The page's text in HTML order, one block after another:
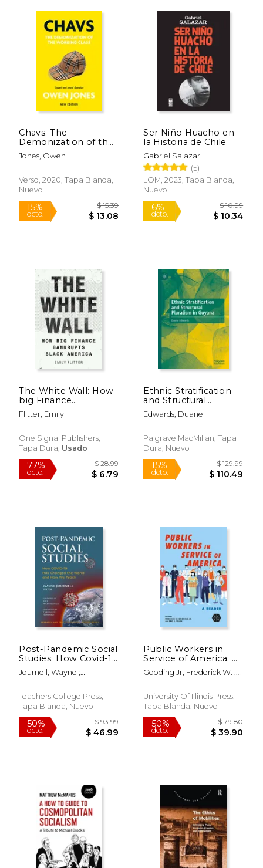
dcto. dcto.
40%
dcto.
50%
dcto.
Chavs: The
Demonization of the
Working Class (en
Inglés)
Jones, Owen
Verso, 2020, Tapa Blanda,
Nuevo
15%
dcto.
Ser Niño Huacho en
la Historia de Chile
Gabriel Salazar
(5)
LOM, 2023, Tapa Blanda,
Nuevo
6%
dcto.
The White Wall: How
big Finance
Bankrupts Black
America (en Inglés)
Flitter, Emily
One Signal Publishers,
Tapa Dura, Usado
Ethnic Stratification
and Structural
Pluralism in Guyana
(en Inglés)
Edwards, Duane
Palgrave MacMillan, Tapa
Dura, Nuevo
Post-Pandemic Social
Studies: How Covid-19
Has Changed the
World and How We
Journell, Wayne ;
Tyrone C.
Teachers College Press,
Tapa Blanda, Nuevo
Public Workers in
Service of America: A
Reader (en Inglés)
Gooding Jr, Frederick W. ;
Joseph A.
University Of Illinois Press,
Tapa Blanda, Nuevo